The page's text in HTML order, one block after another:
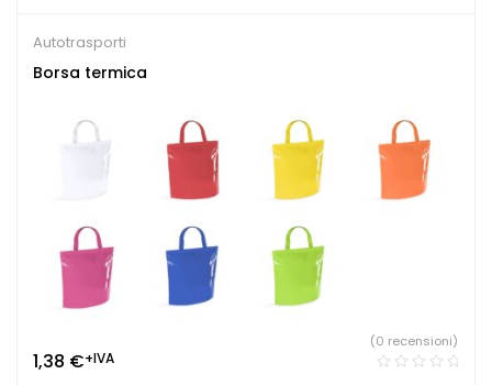
Autotrasporti
Borsa termica
1,38 €+IVA
(0 recensioni)